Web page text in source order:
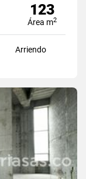
123
Área m2
Arriendo